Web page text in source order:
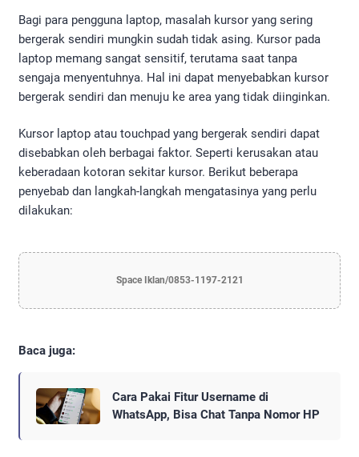
Bagi para pengguna laptop, masalah kursor yang sering
bergerak sendiri mungkin sudah tidak asing. Kursor pada
laptop memang sangat sensitif, terutama saat tanpa
sengaja menyentuhnya. Hal ini dapat menyebabkan kursor
bergerak sendiri dan menuju ke area yang tidak diinginkan.
Kursor laptop atau touchpad yang bergerak sendiri dapat
disebabkan oleh berbagai faktor. Seperti kerusakan atau
keberadaan kotoran sekitar kursor. Berikut beberapa
penyebab dan langkah-langkah mengatasinya yang perlu
dilakukan:
Space Iklan/0853-1197-2121
Baca juga:
Cara Pakai Fitur Username di
WhatsApp, Bisa Chat Tanpa Nomor HP